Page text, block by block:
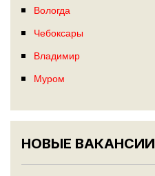
Вологда
Чебоксары
Владимир
Муром
НОВЫЕ ВАКАНСИИ